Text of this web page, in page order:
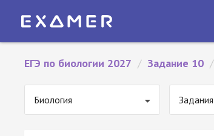
ЕГЭ по биологии 2027 / Задание 10 /
Биология Задания